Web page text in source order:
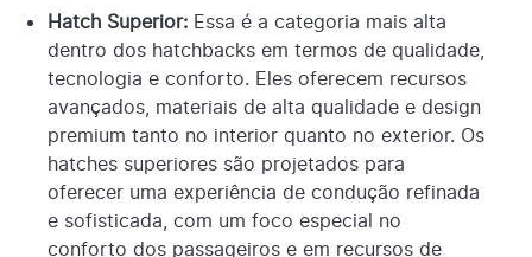
Hatch Superior: Essa é a categoria mais alta
dentro dos hatchbacks em termos de qualidade,
tecnologia e conforto. Eles oferecem recursos
avançados, materiais de alta qualidade e design
premium tanto no interior quanto no exterior. Os
hatches superiores são projetados para
oferecer uma experiência de condução refinada
e sofisticada, com um foco especial no
conforto dos passageiros e em recursos de